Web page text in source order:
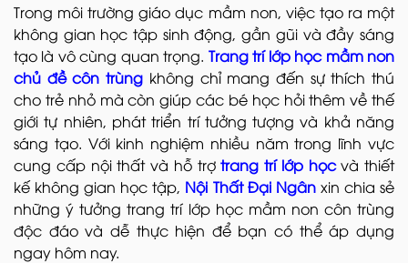
Trong môi trường giáo dục mầm non, việc tạo ra một
không gian học tập sinh động, gần gũi và đầy sáng
tạo là vô cùng quan trọng. Trang trí lớp học mầm non
chủ đề côn trùng không chỉ mang đến sự thích thú
cho trẻ nhỏ mà còn giúp các bé học hỏi thêm về thế
giới tự nhiên, phát triển trí tưởng tượng và khả năng
sáng tạo. Với kinh nghiệm nhiều năm trong lĩnh vực
cung cấp nội thất và hỗ trợtrang trí lớp họcvà thiết
kế không gian học tập, Nội Thất Đại Ngânxin chia sẻ
những ý tưởng trang trí lớp học mầm non côn trùng
độc đáo và dễ thực hiện để bạn có thể áp dụng
ngay hôm nay.